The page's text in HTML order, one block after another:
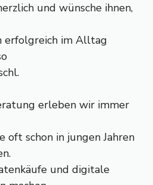
und wünsche ihnen,
erfolgreich im Alltag
erleben wir immer
oft schon in jungen Jahren
und digitale